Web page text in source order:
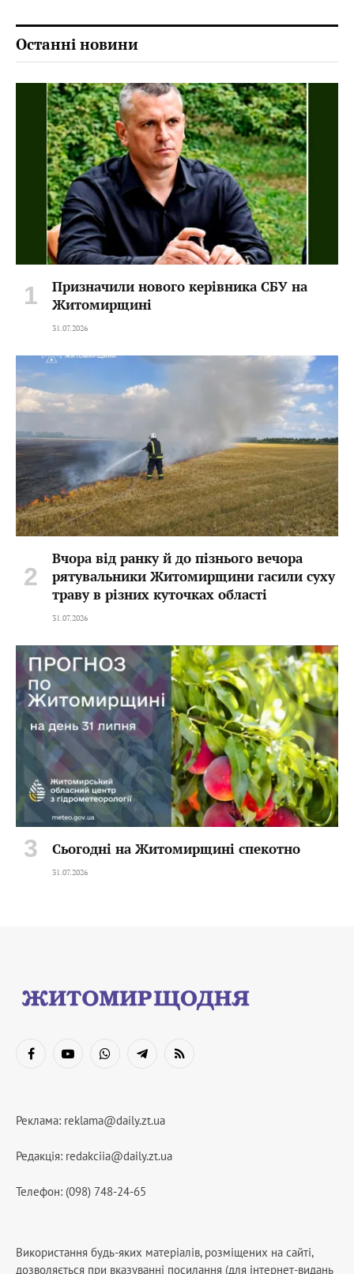
Останні новини
Призначили нового керівника СБУ на
Житомирщині
31.07.2026
Вчора від ранку й до пізнього вечора
рятувальники Житомирщини гасили суху
траву в різних куточках області
31.07.2026
Сьогодні на Житомирщині спекотно
31.07.2026
FacebookYouTubeWhatsAppTelegramRSS
Реклама: reklama@daily.zt.ua
Редакція: redakciia@daily.zt.ua
Телефон: (098) 748-24-65
Використання будь-яких матеріалів, розміщених на сайті,
дозволяється при вказуванні посилання (для інтернет-видань